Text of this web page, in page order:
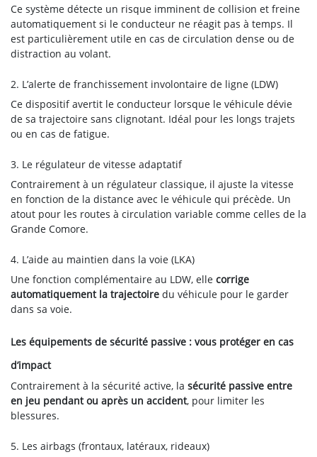
Ce système détecte un risque imminent de collision et freine
automatiquement si le conducteur ne réagit pas à temps. Il
est particulièrement utile en cas de circulation dense ou de
distraction au volant.
2. L’alerte de franchissement involontaire de ligne (LDW)
Ce dispositif avertit le conducteur lorsque le véhicule dévie
de sa trajectoire sans clignotant. Idéal pour les longs trajets
ou en cas de fatigue.
3. Le régulateur de vitesse adaptatif
Contrairement à un régulateur classique, il ajuste la vitesse
en fonction de la distance avec le véhicule qui précède. Un
atout pour les routes à circulation variable comme celles de la
Grande Comore.
4. L’aide au maintien dans la voie (LKA)
Une fonction complémentaire au LDW, elle corrige
automatiquement la trajectoire du véhicule pour le garder
dans sa voie.
Les équipements de sécurité passive : vous protéger en cas
d’impact
Contrairement à la sécurité active, la sécurité passive entre
en jeu pendant ou après un accident, pour limiter les
blessures.
5. Les airbags (frontaux, latéraux, rideaux)